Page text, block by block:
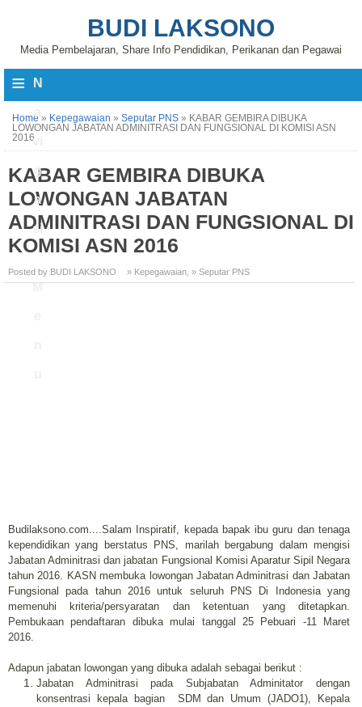
BUDI LAKSONO
Media Pembelajaran, Share Info Pendidikan, Perikanan dan Pegawai
≡ N
vi
g
a
si
M
Home » Kepegawaian » Seputar PNS » KABAR GEMBIRA DIBUKA
LOWONGAN JABATAN ADMINITRASI DAN FUNGSIONAL DI KOMISI ASN
2016
KABAR GEMBIRA DIBUKA
LOWONGAN JABATAN
ADMINITRASI DAN FUNGSIONAL DI
KOMISI ASN 2016
Posted by BUDI LAKSONO » Kepegawaian » Seputar PNS
Budilaksono.com....Salam Inspiratif, kepada bapak ibu guru dan tenaga
kependidikan yang berstatus PNS, marilah bergabung dalam mengisi
Jabatan Adminitrasi dan jabatan Fungsional Komisi Aparatur Sipil Negara
tahun 2016. KASN membuka lowongan Jabatan Adminitrasi dan Jabatan
Fungsional pada tahun 2016 untuk seluruh PNS Di Indonesia yang
memenuhi kriteria/persyaratan dan ketentuan yang ditetapkan.
Pembukaan pendaftaran dibuka mulai tanggal 25 Pebuari -11 Maret
2016.
Adapun jabatan lowongan yang dibuka adalah sebagai berikut :
Jabatan Adminitrasi pada Subjabatan Adminitator dengan
konsentrasi kepala bagian
SDM dan Umum (JADO1), Kepala